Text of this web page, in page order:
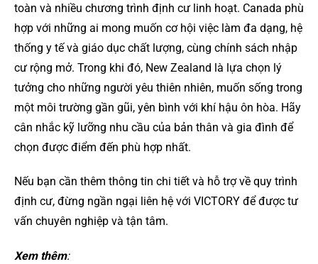
toàn và nhiều chương trình định cư linh hoạt. Canada phù
hợp với những ai mong muốn cơ hội việc làm đa dạng, hệ
thống y tế và giáo dục chất lượng, cùng chính sách nhập
cư rộng mở. Trong khi đó, New Zealand là lựa chọn lý
tưởng cho những người yêu thiên nhiên, muốn sống trong
một môi trường gần gũi, yên bình với khí hậu ôn hòa. Hãy
cân nhắc kỹ lưỡng nhu cầu của bản thân và gia đình để
chọn được điểm đến phù hợp nhất.
Nếu bạn cần thêm thông tin chi tiết và hỗ trợ về quy trình
định cư, đừng ngần ngại liên hệ với VICTORY để được tư
vấn chuyên nghiệp và tận tâm.
Xem thêm: